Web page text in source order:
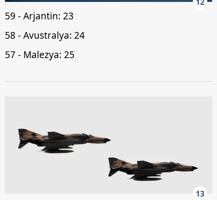
59 - Arjantin: 23
58 - Avustralya: 24
57 - Malezya: 25
13